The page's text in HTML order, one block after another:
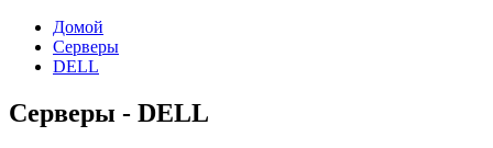
Домой
Серверы
DELL
Серверы - DELL